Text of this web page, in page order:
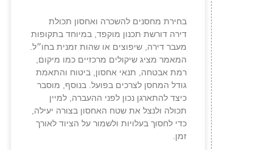
בחירת מחסנים להשכרה ואחסון תכולת
דירה דורשת תכנון מוקפד, במיוחד בתקופות
מעבר דירה, שיפוצים או שהות זמנית בחו״ל.
המאמר מציג שיקולים מרכזיים כמו מיקום,
רמת אבטחה, תנאי אחסון, ביטוח והתאמת
גודל המחסן לצרכים בפועל. בנוסף, מוסבר
כיצד להתארגן נכון לפני ההעברה, למיין
תכולה ולנצל את שטח האחסון בצורה יעילה,
כדי לחסוך בעלויות ולשמור על הציוד לאורך
זמן.